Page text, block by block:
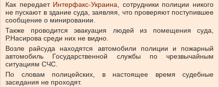
Как передает Интерфакс-Украина, сотрудники полиции никого
не пускают в здание суда, заявляя, что проверяют поступившее
сообщение о минировании.
Также проводится эвакуация людей из помещения суда,
Р.Насирова среди них не видно.
Возле райсуда находятся автомобили полиции и пожарный
автомобиль Государственной службы по чрезвычайным
ситуациям СЧС.
По словам полицейских, в настоящее время судебные
заседания не проходят.